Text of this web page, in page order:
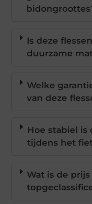
Is deze
duurzame
Welke
van deze
Hoe stabiel is
tijdens het
Wat is de